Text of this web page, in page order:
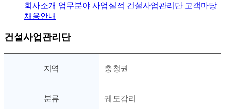
회사소개 업무분야 사업실적 건설사업관리단 고객마당
채용안내
건설사업관리단
지역 충청권
분류 궤도감리